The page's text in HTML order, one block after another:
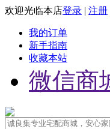
欢迎光临本店登录 | 注册
我的订单
新手指南
收藏本站
微信商